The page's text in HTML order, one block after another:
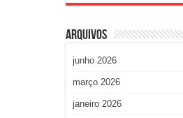
Arquivos
junho 2026
março 2026
janeiro 2026